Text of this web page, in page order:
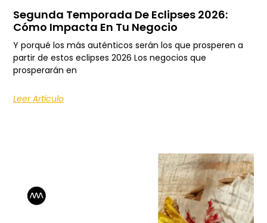
Segunda Temporada De Eclipses 2026:
Cómo Impacta En Tu Negocio
Y porqué los más auténticos serán los que prosperen a
partir de estos eclipses 2026 Los negocios que
prosperarán en
Leer Artículo